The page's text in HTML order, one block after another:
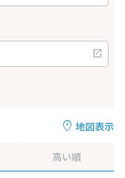
地図表示
高い順